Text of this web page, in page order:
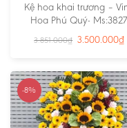
Kệ hoa khai trương –
Hoa Phú Quý- Ms:3827
3.851.000₫ 3.500.000₫
-8%